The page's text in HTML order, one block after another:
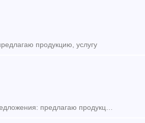
продукцию, услугу
Продам клемму АРС. В наличии 200000 шт. цена 80 рублей за штуку Тип предложения: предлагаю продукцию, услугу